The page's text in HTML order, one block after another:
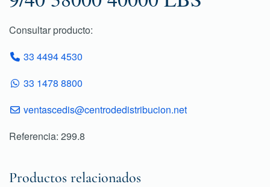
Consultar producto:
33 4494 4530
33 1478 8800
ventascedis@centrodedistribucion.net
Referencia: 299.8
Productos relacionados